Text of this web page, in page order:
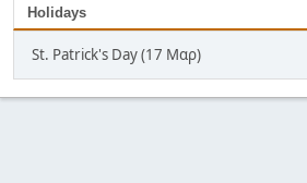
Holidays
St. Patrick's Day (17 Μαρ)